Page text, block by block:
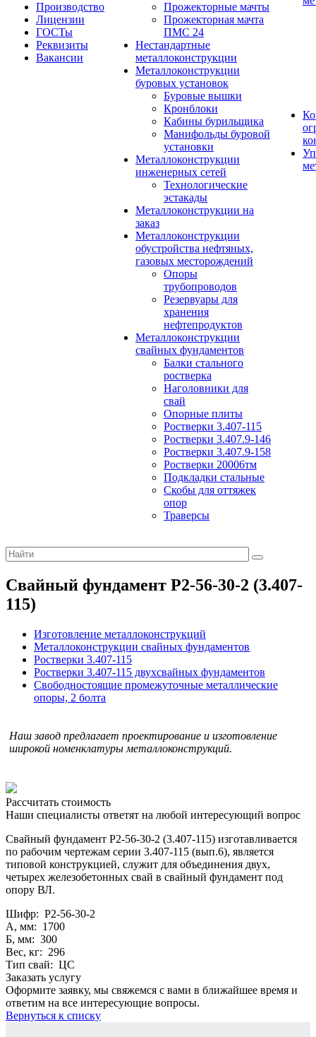
Производство
Лицензии
ГОСТы
Реквизиты
Вакансии
Прожекторные мачты
Прожекторная мачта
ПМС 24
Нестандартные
металлоконструкции
Металлоконструкции
буровых установок
Буровые вышки
Кронблоки
Кабины бурильщика
Манифольды буровой
установки
Металлоконструкции
инженерных сетей
Технологические
эстакады
Металлоконструкции на
заказ
Металлоконструкции
обустройства нефтяных,
газовых месторождений
Опоры
трубопроводов
Резервуары для
хранения
нефтепродуктов
Металлоконструкции
свайных фундаментов
Балки стального
ростверка
Наголовники для
свай
Опорные плиты
Ростверки 3.407-115
Ростверки 3.407.9-146
Ростверки 3.407.9-158
Ростверки 20006тм
Подкладки стальные
Скобы для оттяжек
опор
Траверсы
Свайный фундамент Р2-56-30-2 (3.407-
115)
Изготовление металлоконструкций
Металлоконструкции свайных фундаментов
Ростверки 3.407-115
Ростверки 3.407-115 двухсвайных фундаментов
Cвободностоящие промежуточные металлические
опоры, 2 болта
Наш завод предлагает проектирование и изготовление
широкой номенклатуры металлоконструкций.
Рассчитать стоимость
Наши специалисты ответят на любой интересующий вопрос
Свайный фундамент Р2-56-30-2 (3.407-115) изготавливается
по рабочим чертежам серии 3.407-115 (вып.6), является
типовой конструкцией, служит для объединения двух,
четырех железобетонных свай в свайный фундамент под
опору ВЛ.
Шифр: Р2-56-30-2
А, мм: 1700
Б, мм: 300
Вес, кг: 296
Тип свай: ЦС
Заказать услугу
Оформите заявку, мы свяжемся с вами в ближайшее время и
ответим на все интересующие вопросы.
Вернуться к списку